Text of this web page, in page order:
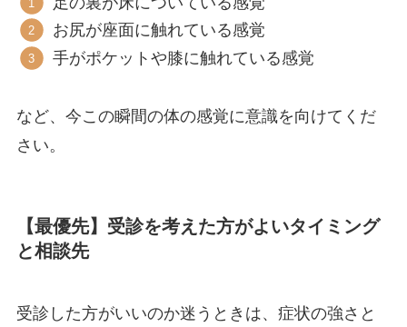
お尻が座面に触れている感覚
手がポケットや膝に触れている感覚
など、今この瞬間の体の感覚に意識を向けてくだ
さい。
【最優先】受診を考えた方がよいタイミング
と相談先
受診した方がいいのか迷うときは、症状の強さと